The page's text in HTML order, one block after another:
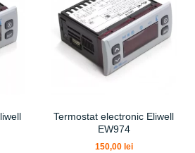
Termostat electronic Eliwell
EW974
150,00 lei